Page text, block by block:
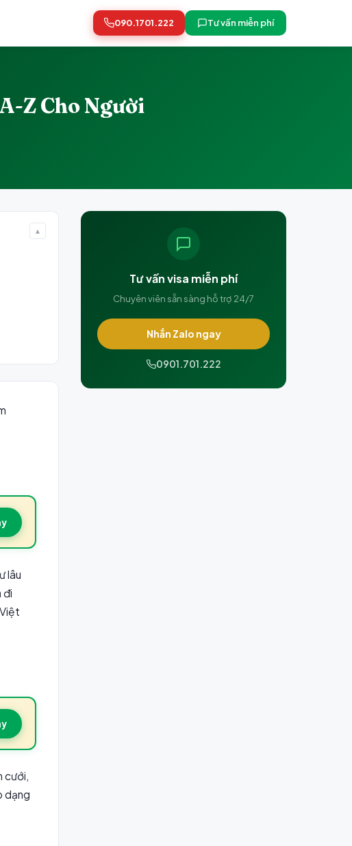
090.1701.222 Tư vấn miễn phí
Z Cho Người
▲
lâu
đi
cưới,
dạng
Tư vấn visa miễn phí
Chuyên viên sẵn sàng hỗ trợ 24/7
Nhắn Zalo ngay
0901.701.222